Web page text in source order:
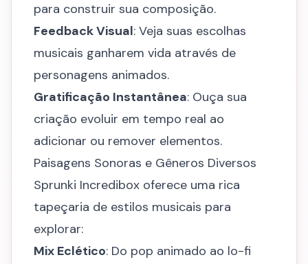
para construir sua composição.
Feedback Visual: Veja suas escolhas
musicais ganharem vida através de
personagens animados.
Gratificação Instantânea: Ouça sua
criação evoluir em tempo real ao
adicionar ou remover elementos.
Paisagens Sonoras e Gêneros Diversos
Sprunki Incredibox oferece uma rica
tapeçaria de estilos musicais para
explorar:
Mix Eclético: Do pop animado ao lo-fi